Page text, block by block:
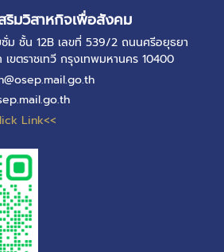
ริมวิสาหกิจเพื่อสังคม
ม ชั้น 12B เลขที่ 539/2 ถนนศรีอยุธยา
ขตราชเทวี กรุงเทพมหานคร 10400
Link<<